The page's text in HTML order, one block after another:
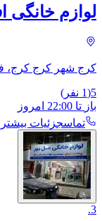
لوازم خانگی
کرج شهر کرج کرج، فاز ۴ مهرشهر، بلوار شهید
5
(
1 نفر)
باز تا 22:00 امروز
تماسجزئیات بیشتر
3
.